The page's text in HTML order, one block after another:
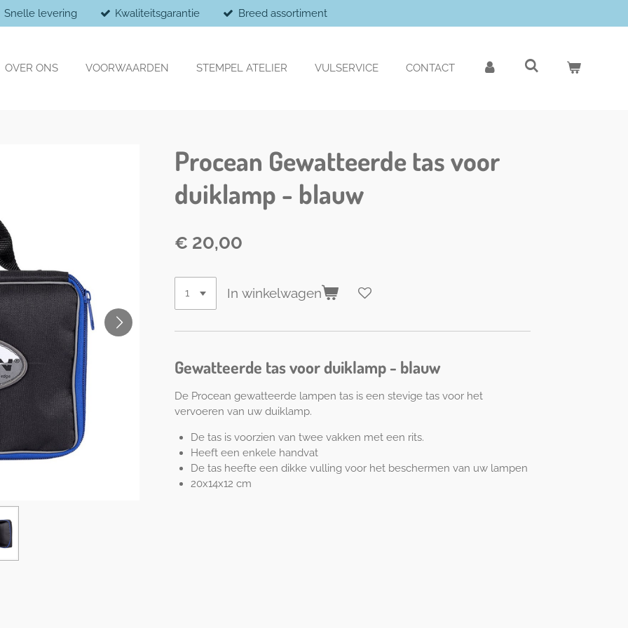
Snelle levering Kwaliteitsgarantie Breed assortiment
OVER ONS VOORWAARDEN STEMPEL ATELIER VULSERVICE CONTACT
Procean Gewatteerde tas voor
duiklamp - blauw
€ 20,00
In winkelwagen
Gewatteerde tas voor duiklamp - blauw
De Procean gewatteerde lampen tas is een stevige tas voor het
vervoeren van uw duiklamp.
De tas is voorzien van twee vakken met een rits.
Heeft een enkele handvat
De tas heefte een dikke vulling voor het beschermen van uw lampen
20x14x12 cm